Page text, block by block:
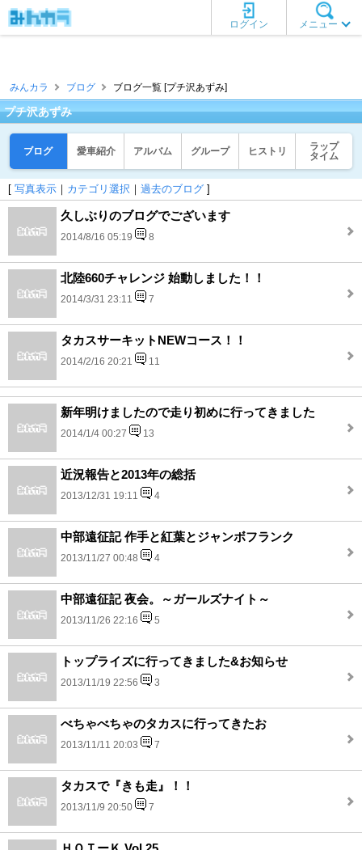
メニュー
ログイン
みんカラ ブログ ブログ一覧 [プチ沢あずみ]
プチ沢あずみ
ブログ 愛車紹介 アルバム グループ ヒストリ
ラップ
タイム
[ 写真表示 ｜ カテゴリ選択 ｜ 過去のブログ ]
久しぶりのブログでございます
2014/8/16 05:19 8
北陸660チャレンジ 始動しました！！
2014/3/31 23:11 7
タカスサーキットNEWコース！！
2014/2/16 20:21 11
新年明けましたので走り初めに行ってきました
2014/1/4 00:27 13
近況報告と2013年の総括
2013/12/31 19:11 4
中部遠征記 作手と紅葉とジャンボフランク
2013/11/27 00:48 4
中部遠征記 夜会。～ガールズナイト～
2013/11/26 22:16 5
トップライズに行ってきました&お知らせ
2013/11/19 22:56 3
べちゃべちゃのタカスに行ってきたお
2013/11/11 20:03 7
タカスで『きも走』！！
2013/11/9 20:50 7